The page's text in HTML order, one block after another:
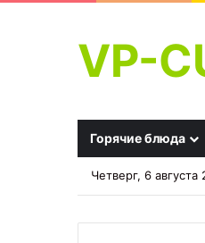
VP-
Горячие блюда
Четверг, 6 августа